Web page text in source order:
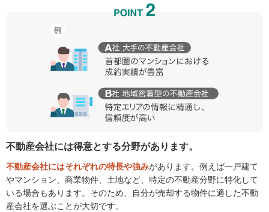
不動産会社には得意とする分野があります。
不動産会社にはそれぞれの特長や強みがあります。例えば一戸建て
やマンション、商業物件、土地など、特定の不動産分野に特化して
いる場合もあります。そのため、自分が売却する物件に適した不動
産会社を選ぶことが大切です。